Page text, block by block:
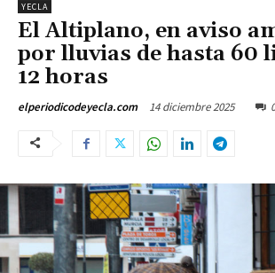
YECLA
El Altiplano, en aviso
por lluvias de hasta 60
12 horas
elperiodicodeyecla.com 14 diciembre 2025 0